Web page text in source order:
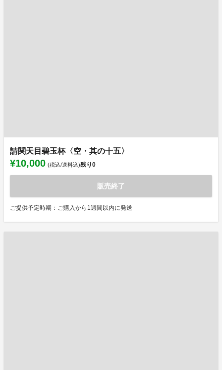
請関天目碧玉杯〈空・其の十五〉
¥10,000 (税込/送料込)残り0
販売終了
ご提供予定時期：ご購入から1週間以内に発送